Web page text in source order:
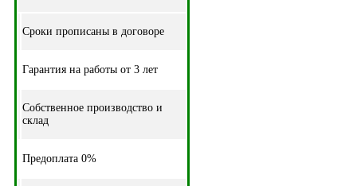
Cроки прописаны в договоре
Гарантия на работы от 3 лет
Собственное производство и
склад
Предоплата 0%